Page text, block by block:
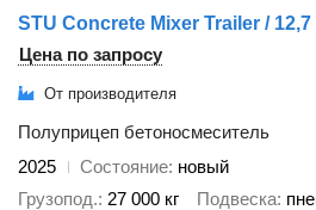
STU Concrete Mixer Trailer / 12,7
Цена по запросу
От производителя
Полуприцеп бетоносмеситель
2025
Состояние новый
Грузопод. 27 000 кг Подвеска